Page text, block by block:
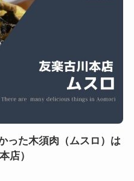
った木須肉（ムスロ）は
店）